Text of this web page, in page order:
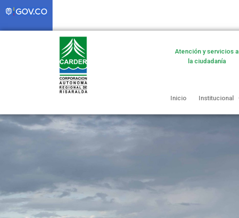
Atención y servicios a
la ciudadanía
Inicio Institucional